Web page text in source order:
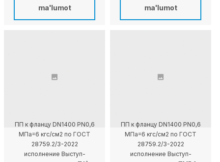
ma'lumot
ma'lumot
ПП к фланцу DN1400 PN0,6
МПа=6 кгс/см2 по ГОСТ
28759.2/3-2022
исполнение Выступ-
ПП к фланцу DN1400 PN0,6
МПа=6 кгс/см2 по ГОСТ
28759.2/3-2022
исполнение Выступ-